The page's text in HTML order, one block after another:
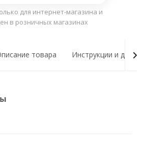
для интернет-магазина и
в розничных магазинах
товара Инструкции и